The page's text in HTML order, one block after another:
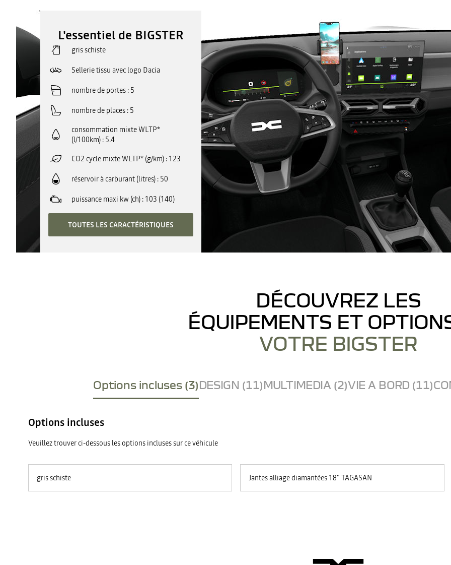
L'essentiel de BIGSTER
gris schiste
Sellerie tissu avec logo Dacia
nombre de portes 5
nombre de places 5
consommation mixte WLTP*
(l/100km) 5.4
CO2 cycle mixte WLTP* (g/km) 123
réservoir à carburant (litres) 50
puissance maxi kw (ch) 103 (140)
TOUTES LES CARACTÉRISTIQUES
DÉCOUVREZ LES
ÉQUIPEMENTS ET
VOTRE BIGSTER
Options incluses (3)DESIGN (11)MULTIMEDIA (2)VIE A BORD (11)
Options incluses
Veuillez trouver ci-dessous les options incluses sur ce véhicule
gris schiste Jantes alliage diamantées 18" TAGASAN